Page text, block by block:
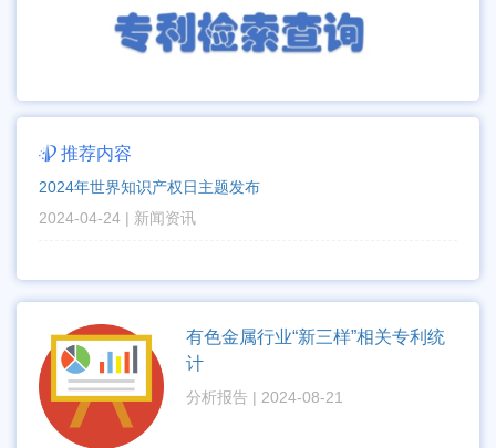
 推荐内容
2024年世界知识产权日主题发布
2024-04-24 | 新闻资讯
有色金属行业“新三样”相关专利统
计
分析报告 | 2024-08-21